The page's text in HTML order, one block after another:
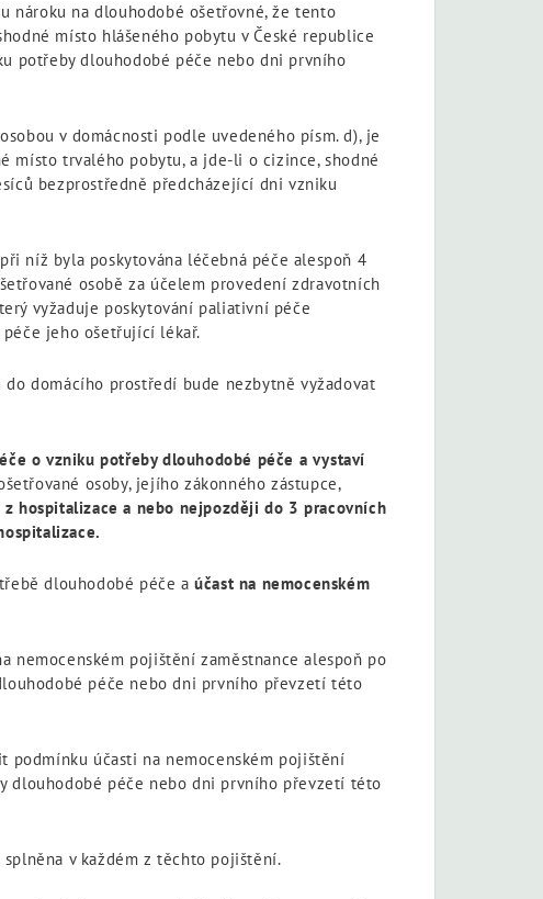
nároku na dlouhodobé ošetřovné, že tento
místo hlášeného pobytu v České republice
potřeby dlouhodobé péče nebo dni prvního
v domácnosti podle uvedeného písm. d), je
místo trvalého pobytu, a jde-li o cizince, shodné
bezprostředně předcházející dni vzniku
níž byla poskytována léčebná péče alespoň 4
osobě za účelem provedení zdravotních
vyžaduje poskytování paliativní péče
jeho ošetřující lékař.
domácího prostředí bude nezbytně vyžadovat
o vzniku potřeby dlouhodobé péče a vystaví
osoby, jejího zákonného zástupce,
hospitalizace a nebo nejpozději do 3 pracovních
dlouhodobé péče aúčast na nemocenském
nemocenském pojištění zaměstnance alespoň po
péče nebo dni prvního převzetí této
účasti na nemocenském pojištění
dlouhodobé péče nebo dni prvního převzetí této
v každém z těchto pojištění.